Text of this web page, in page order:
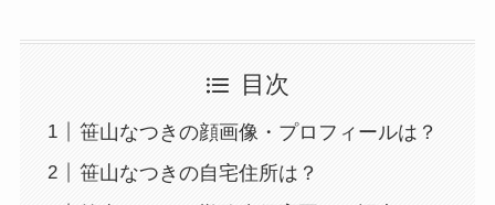
目次
笹山なつきの顔画像・プロフィールは？
笹山なつきの自宅住所は？